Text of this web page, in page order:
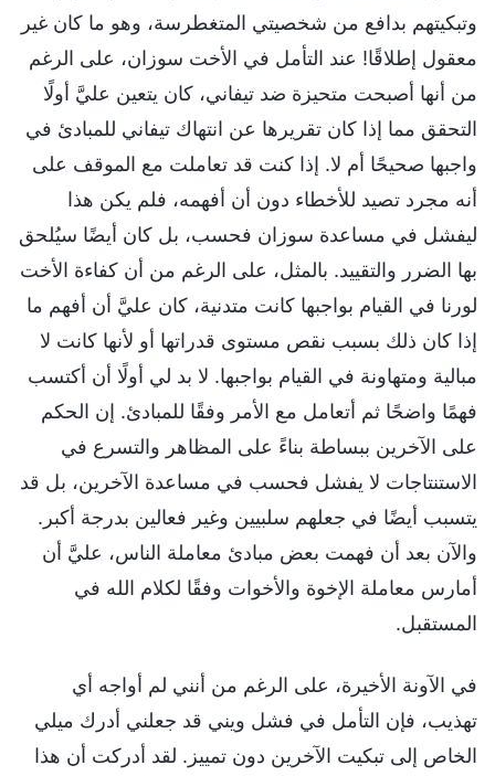
وتبكيتهم بدافع من شخصيتي المتغطرسة، وهو ما كان غير
معقول إطلاقًا! عند التأمل في الأخت سوزان، على الرغم
من أنها أصبحت متحيزة ضد تيفاني، كان يتعين عليَّ أولًا
التحقق مما إذا كان تقريرها عن انتهاك تيفاني للمبادئ في
واجبها صحيحًا أم لا. إذا كنت قد تعاملت مع الموقف على
أنه مجرد تصيد للأخطاء دون أن أفهمه، فلم يكن هذا
ليفشل في مساعدة سوزان فحسب، بل كان أيضًا سيُلحق
بها الضرر والتقييد. بالمثل، على الرغم من أن كفاءة الأخت
لورنا في القيام بواجبها كانت متدنية، كان عليَّ أن أفهم ما
إذا كان ذلك بسبب نقص مستوى قدراتها أو لأنها كانت لا
مبالية ومتهاونة في القيام بواجبها. لا بد لي أولًا أن أكتسب
فهمًا واضحًا ثم أتعامل مع الأمر وفقًا للمبادئ. إن الحكم
على الآخرين ببساطة بناءً على المظاهر والتسرع في
الاستنتاجات لا يفشل فحسب في مساعدة الآخرين، بل قد
يتسبب أيضًا في جعلهم سلبيين وغير فعالين بدرجة أكبر.
والآن بعد أن فهمت بعض مبادئ معاملة الناس، عليَّ أن
أمارس معاملة الإخوة والأخوات وفقًا لكلام الله في
المستقبل.
في الآونة الأخيرة، على الرغم من أنني لم أواجه أي
تهذيب، فإن التأمل في فشل ويني قد جعلني أدرك ميلي
الخاص إلى تبكيت الآخرين دون تمييز. لقد أدركت أن هذا